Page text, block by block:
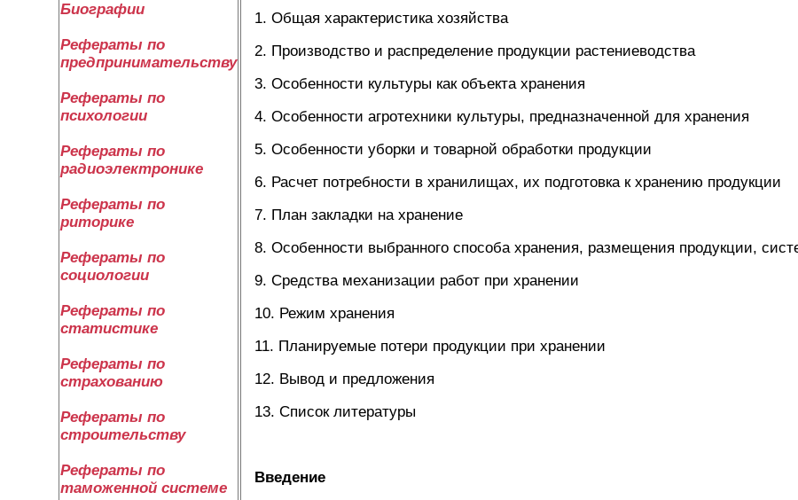
Биографии
Рефераты по
предпринимательству
Рефераты по
психологии
Рефераты по
радиоэлектронике
Рефераты по
риторике
Рефераты по
социологии
Рефераты по
статистике
Рефераты по
страхованию
Рефераты по
строительству
Рефераты по
таможенной системе
1. Общая характеристика хозяйства
2. Производство и распределение продукции растениеводства
3. Особенности культуры как объекта хранения
4. Особенности агротехники культуры, предназначенной для хранения
5. Особенности уборки и товарной обработки продукции
6. Расчет потребности в хранилищах, их подготовка к хранению продукции
7. План закладки на хранение
8. Особенности выбранного способа хранения, размещения продукции,
9. Средства механизации работ при хранении
10. Режим хранения
11. Планируемые потери продукции при хранении
12. Вывод и предложения
13. Список литературы
Введение